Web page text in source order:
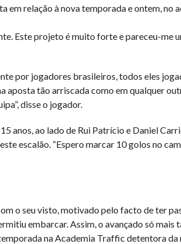
relação à nova temporada e ontem, no
Este projeto é muito forte e pareceu-me
por jogadores brasileiros, todos eles
aposta tão arriscada como em qualquer
disse o jogador.
anos, ao lado de Rui Patrício e Daniel
escalão. “Espero marcar 10 golos no
o seu visto, motivado pelo facto de ter
embarcar. Assim, o avançado só mais
na Academia Traffic detentora